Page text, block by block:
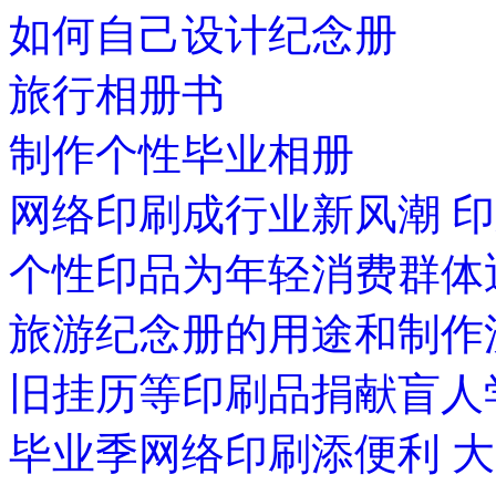
如何自己设计纪念册
旅行相册书
制作个性毕业相册
网络印刷成行业新风潮
个性印品为年轻消费群
旅游纪念册的用途和制作
旧挂历等印刷品捐献盲
毕业季网络印刷添便利